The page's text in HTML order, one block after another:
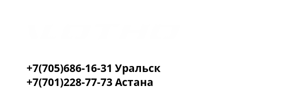
+7(705)686-16-31 Уральск
+7(701)228-77-73 Астана